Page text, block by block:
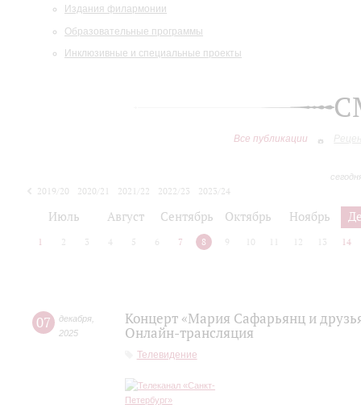
Издания филармонии
Образовательные программы
Инклюзивные и специальные проекты
Все публикации
2019/20 2020/21 2021/22 2022/23
2023/24
Июль Август Сентябрь Октябрь Ноябрь
1 2 3 4 5 6 7 8 9 10 12 13 14
07 декабря
2025
Концерт «Мария Сафарьянц и
Онлайн-трансляция
Телевидение